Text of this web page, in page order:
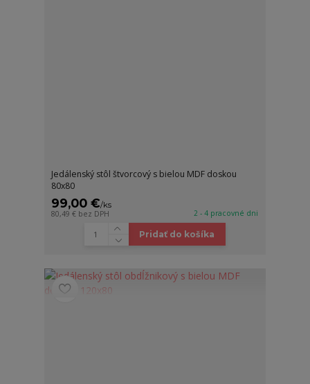
Jedálenský stôl štvorcový s bielou MDF doskou
80x80
99,00 €/ks
80,49 € bez DPH 2 - 4 pracovné dni
Pridať do košíka